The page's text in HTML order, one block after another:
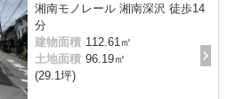
湘南モノレール 湘南深沢 徒歩14
分
建物面積 112.61㎡
土地面積 96.19㎡
(29.1坪)